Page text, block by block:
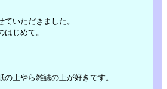
いただきました。
じめて。
の上やら雑誌の上が好きです。